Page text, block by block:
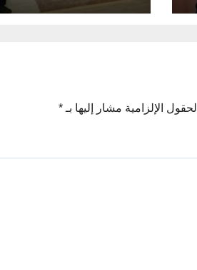
الحقول الإلزامية مشار إليها بـ *